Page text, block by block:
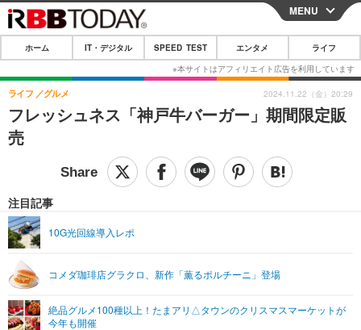
CLOSE
ホーム
IT・デジタル
IT・デジタルTOP スマートフォン
ショッピング その他
SPEED TEST
エンタメTOP 映画・ドラマ
グラビア ブログ
ショッピング その他
ライフTOP
リリース一覧
プッシュ通知の停止方法
MENU
ホーム IT・デジタル SPEED TEST エンタメ ライフ
フレッシュネス「神戸牛バーガー」期間限定販
売
ライフ グルメ
注目記事
10G光回線導入レポ
コメダ珈琲店グラクロ、新作「薫るポルチーニ」登場
絶品グルメ100種以上！たまアリ△タウンのクリスマスマーケットが
今年も開催
2024.11.22（金）20:29